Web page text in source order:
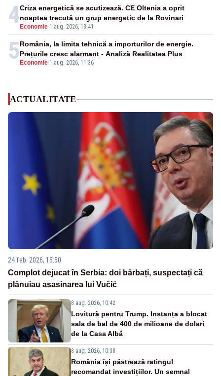
4 Economie-1 aug. 2026, 13:41
Criza energetică se acutizează. CE Oltenia a oprit
noaptea trecută un grup energetic de la Rovinari
5 Economie-1 aug. 2026, 11:36
România, la limita tehnică a importurilor de energie.
Prețurile cresc alarmant - Analiză Realitatea Plus
ACTUALITATE
24 feb. 2026, 15:50
Complot dejucat în Serbia: doi bărbați, suspectați că
plănuiau asasinarea lui Vučić
8 aug. 2026, 10:42
Lovitură pentru Trump. Instanța a blocat
sala de bal de 400 de milioane de dolari
de la Casa Albă
8 aug. 2026, 10:38
România își păstrează ratingul
recomandat investițiilor. Un semnal